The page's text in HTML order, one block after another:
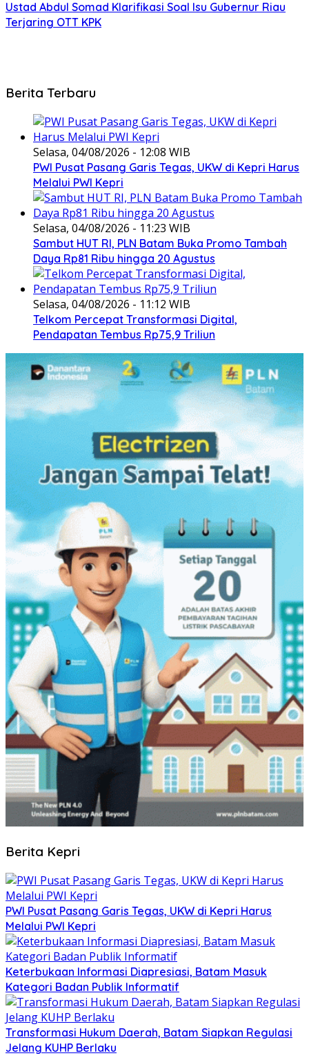
Ustad Abdul Somad Klarifikasi Soal Isu Gubernur Riau
Terjaring OTT KPK
Berita Terbaru
Selasa, 04/08/2026 - 12:08 WIB
PWI Pusat Pasang Garis Tegas, UKW di Kepri Harus
Melalui PWI Kepri
Selasa, 04/08/2026 - 11:23 WIB
Sambut HUT RI, PLN Batam Buka Promo Tambah
Daya Rp81 Ribu hingga 20 Agustus
Selasa, 04/08/2026 - 11:12 WIB
Telkom Percepat Transformasi Digital,
Pendapatan Tembus Rp75,9 Triliun
Berita Kepri
PWI Pusat Pasang Garis Tegas, UKW di Kepri Harus
Melalui PWI Kepri
Keterbukaan Informasi Diapresiasi, Batam Masuk
Kategori Badan Publik Informatif
Transformasi Hukum Daerah, Batam Siapkan Regulasi
Jelang KUHP Berlaku